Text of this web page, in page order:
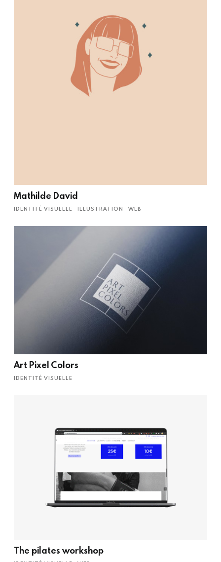
Mathilde David
IDENTITÉ VISUELLE ILLUSTRATION WEB
Art Pixel Colors
IDENTITÉ VISUELLE
The pilates workshop